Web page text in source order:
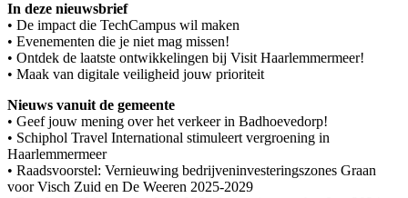
In deze nieuwsbrief
• De impact die TechCampus wil maken
• Evenementen die je niet mag missen!
• Ontdek de laatste ontwikkelingen bij Visit Haarlemmermeer!
• Maak van digitale veiligheid jouw prioriteit
Nieuws vanuit de gemeente
• Geef jouw mening over het verkeer in Badhoevedorp!
• Schiphol Travel International stimuleert vergroening in
Haarlemmermeer
• Raadsvoorstel: Vernieuwing bedrijveninvesteringszones Graan
voor Visch Zuid en De Weeren 2025-2029